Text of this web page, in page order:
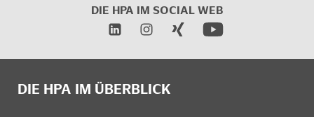
DIE HPA IM SOCIAL WEB
DIE HPA IM ÜBERBLICK